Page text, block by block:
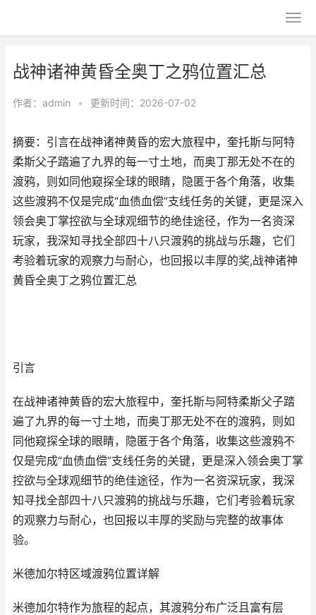
战神诸神黄昏全奥丁之鸦位置汇总
作者： admin • 更新时间：2026-07-02
摘要：引言在战神诸神黄昏的宏大旅程中，奎托斯与阿特
柔斯父子踏遍了九界的每一寸土地，而奥丁那无处不在的
渡鸦，则如同他窥探全球的眼睛，隐匿于各个角落，收集
这些渡鸦不仅是完成“血债血偿”支线任务的关键，更是深入
领会奥丁掌控欲与全球观细节的绝佳途径，作为一名资深
玩家，我深知寻找全部四十八只渡鸦的挑战与乐趣，它们
考验着玩家的观察力与耐心，也回报以丰厚的奖,战神诸神
黄昏全奥丁之鸦位置汇总
引言
在战神诸神黄昏的宏大旅程中，奎托斯与阿特柔斯父子踏
遍了九界的每一寸土地，而奥丁那无处不在的渡鸦，则如
同他窥探全球的眼睛，隐匿于各个角落，收集这些渡鸦不
仅是完成“血债血偿”支线任务的关键，更是深入领会奥丁掌
控欲与全球观细节的绝佳途径，作为一名资深玩家，我深
知寻找全部四十八只渡鸦的挑战与乐趣，它们考验着玩家
的观察力与耐心，也回报以丰厚的奖励与完整的故事体
验。
米德加尔特区域渡鸦位置详解
米德加尔特作为旅程的起点，其渡鸦分布广泛且富有层